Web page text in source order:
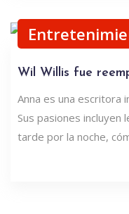
Wil Willis fue
Anna es una escritora
Sus pasiones
tarde por la noche,